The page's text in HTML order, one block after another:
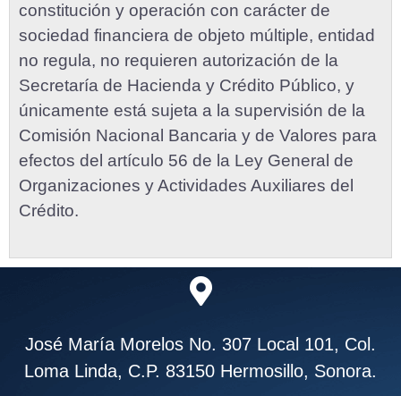
constitución y operación con carácter de
sociedad financiera de objeto múltiple, entidad
no regula, no requieren autorización de la
Secretaría de Hacienda y Crédito Público, y
únicamente está sujeta a la supervisión de la
Comisión Nacional Bancaria y de Valores para
efectos del artículo 56 de la Ley General de
Organizaciones y Actividades Auxiliares del
Crédito.
José María Morelos No. 307 Local 101, Col.
Loma Linda, C.P. 83150 Hermosillo, Sonora.